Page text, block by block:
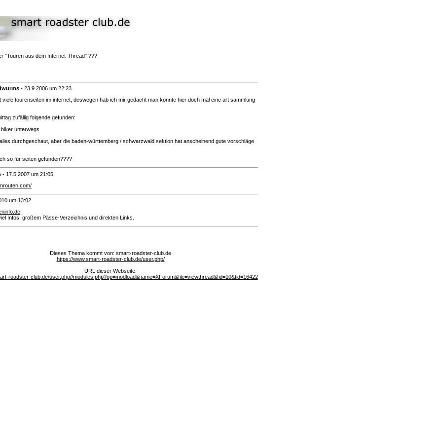
"Touren aus dem Internet-Thread" ???
- 23.9.2006 um 22:23
viele tourenseiten im internet, deswegen hab ich mir gedacht man könnte hier doch mal eine art sammlung
zufällig folgende gefunden:
unterwegs
durchgeschaut, aber die baden-württemberg / schwarzwald sektion hat anscheinend gute vorschläge
so für seiten gefunden????
- 17.5.2007 um 21:05
um 13:02
Infos, großem Pässe-Verzeichnis und direkten Links.
Dieses Thema kommt von: smart-roadster-club.de
https://www.smart-roadster-club.de/user.php/
URL dieser Webseite:
roadster-club.de/user.php//modules.php?op=modload&name=XForum&file=viewthread&fid=10&tid=16422